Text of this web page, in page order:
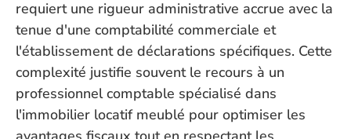
requiert une rigueur administrative accrue avec la
tenue d'une comptabilité commerciale et
l'établissement de déclarations spécifiques. Cette
complexité justifie souvent le recours à un
professionnel comptable spécialisé dans
l'immobilier locatif meublé pour optimiser les